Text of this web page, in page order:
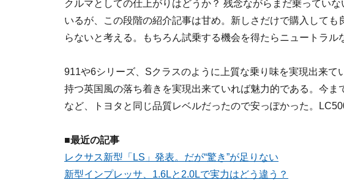
クルマとしての仕上がりはどうか？ 残念ながらまだ乗ってい
いるが、この段階の紹介記事は甘め。新しさだけで購入して
らないと考える。もちろん試乗する機会を得たらニュートラル
911や6シリーズ、Sクラスのように上質な乗り味を実現出来て
持つ英国風の落ち着きを実現出来ていれば魅力的である。今ま
など、トヨタと同じ品質レベルだったので安っぽかった。
■最近の記事
レクサス新型「LS」発表。だが“驚き”が足りない
新型インプレッサ、1.6Lと2.0Lで実力はどう違う？